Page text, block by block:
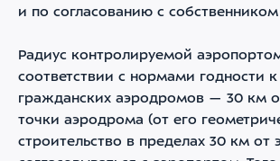
и по согласованию с
Радиус контролируемой
соответствии с нормами годности к
гражданских аэродромов — 30 км
точки аэродрома (от его
строительство в пределах 30 км